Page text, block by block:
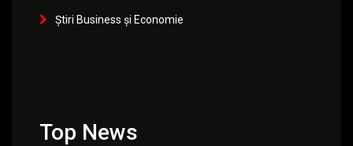
Știri Business și Economie
Top News